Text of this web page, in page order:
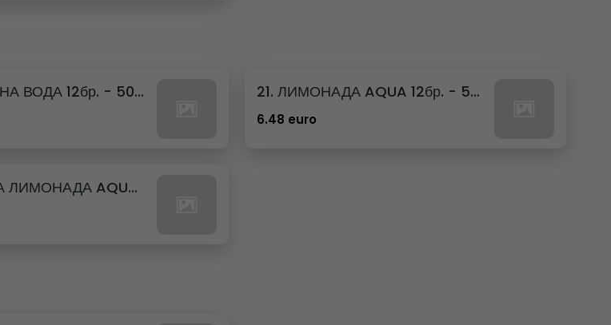
20. ГАЗИРАНА ВОДА 12бр. - 500мл 21. ЛИМОНАДА AQUA 12бр. - 500мл
6.48 euro
ЗАМЯНА НА ЛИМОНАДА AQUA 12бр. - 500мл